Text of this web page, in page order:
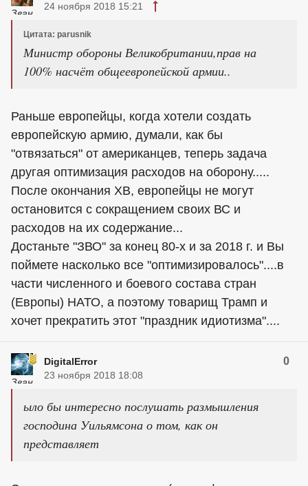
24 ноября 2018 15:21
Цитата: parusnik
Министр обороны Великобритании,прав на
100% насчёт общеевропейской армии..
Раньше европейцы, когда хотели создать
европейскую армию, думали, как бы
"отвязаться" от американцев, теперь задача
другая оптимизация расходов на оборону.....
После окончания ХВ, европейцы не могут
остановится с сокращением своих ВС и
расходов на их содержание...
Достаньте "ЗВО" за конец 80-х и за 2018 г. и Вы
поймете насколько все "оптимизировалось"....в
части численного и боевого состава стран
(Европы) НАТО, а поэтому товарищ Трамп и
хочет прекратить этот "праздник идиотизма"....
DigitalError 0
23 ноября 2018 18:08
ыло бы интересно послушать размышления
господина Уильямсона о том, как он
представляет